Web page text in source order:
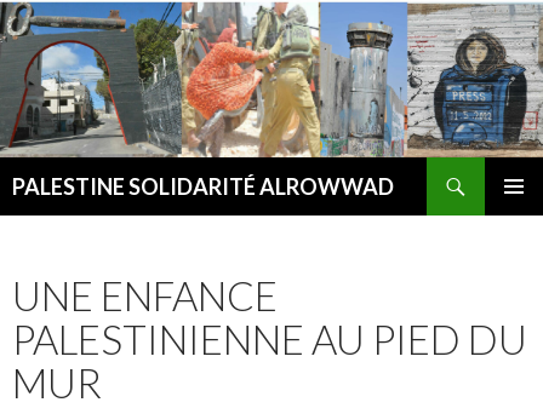
PALESTINE SOLIDARITÉ ALROWWAD
UNE ENFANCE
PALESTINIENNE AU PIED DU
MUR